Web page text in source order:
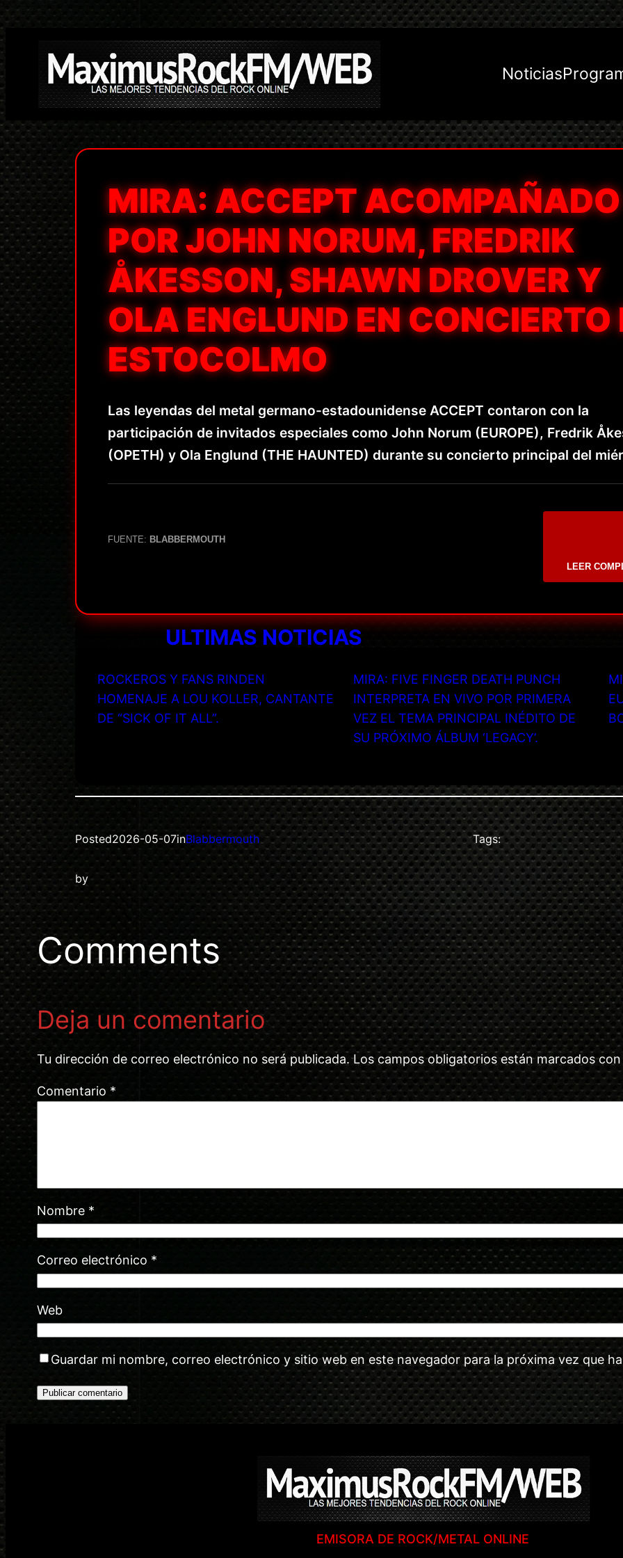
Saltar
contenido
Noticias
MIRA: ACCEPT ACOMPAÑADO
POR JOHN NORUM, FREDRIK
ÅKESSON, SHAWN DROVER Y
OLA ENGLUND EN CONCIERTO
ESTOCOLMO
Las leyendas del metal germano-estadounidense ACCEPT contaron con la
participación de invitados especiales como John Norum (EUROPE), Fredrik
(OPETH) y Ola Englund (THE HAUNTED) durante su concierto principal del
FUENTE: BLABBERMOUTH
LEER
ULTIMAS NOTICIAS
ROCKEROS Y FANS RINDEN
HOMENAJE A LOU KOLLER, CANTANTE
DE “SICK OF IT ALL”.
MIRA: FIVE FINGER DEATH PUNCH
INTERPRETA EN VIVO POR PRIMERA
VEZ EL TEMA PRINCIPAL INÉDITO DE
SU PRÓXIMO ÁLBUM ‘LEGACY’.
Posted2026-05-07inBlabbermouth
by
Tags:
Comments
Deja un comentario
Tu dirección de correo electrónico no será publicada. Los campos obligatorios están marcados
Comentario *
Nombre *
Correo electrónico *
Web
Guardar mi nombre, correo electrónico y sitio web en este navegador para la próxima vez que
EMISORA DE ROCK/METAL ONLINE